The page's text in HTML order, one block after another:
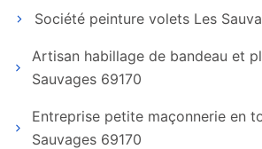
Société peinture volets Les
Artisan habillage de bandeau et
Sauvages 69170
Entreprise petite maçonnerie en
Sauvages 69170